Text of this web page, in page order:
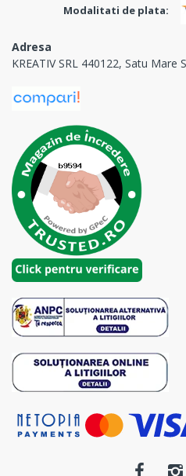
Modalitati de plata:
Adresa
KREATIV SRL 440122, Satu Mare